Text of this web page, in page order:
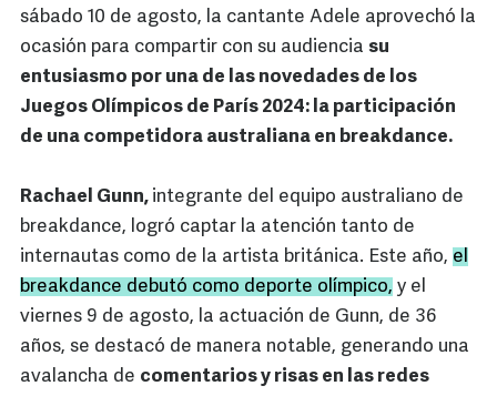
sábado 10 de agosto, la cantante Adele aprovechó la
ocasión para compartir con su audiencia su
entusiasmo por una de las novedades de los
Juegos Olímpicos de París 2024: la participación
de una competidora australiana en breakdance.
Rachael Gunn, integrante del equipo australiano de
breakdance, logró captar la atención tanto de
internautas como de la artista británica. Este año, el
breakdance debutó como deporte olímpico, y el
viernes 9 de agosto, la actuación de Gunn, de 36
años, se destacó de manera notable, generando una
avalancha de comentarios y risas en las redes